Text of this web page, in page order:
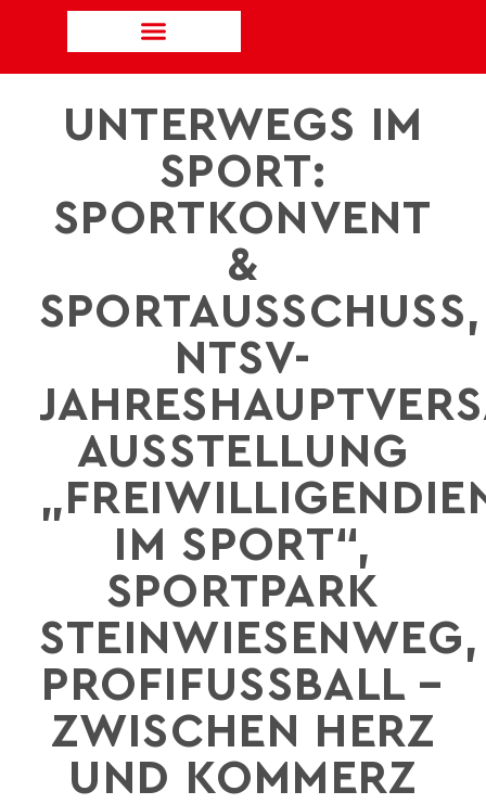
UNTERWEGS IM
SPORT:
SPORTKONVENT
&
SPORTAUSSCHUSS,
NTSV-
AUSSTELLUNG
IM SPORT“,
SPORTPARK
STEINWIESENWEG,
PROFIFUSSBALL – Z
WISCHEN HERZ U
ND KOMMERZ